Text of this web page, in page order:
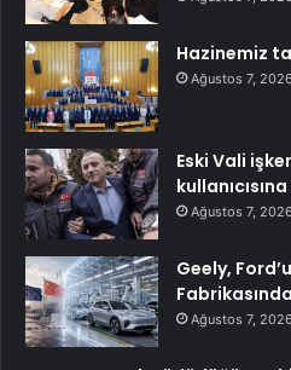
Hazinemiz
Ağustos 7, 2026
Eski Vali
Ağustos 7, 2026
Geely,
Ağustos 7, 2026